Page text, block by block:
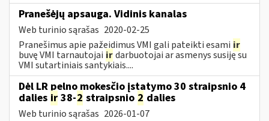
Pranešėjų apsauga. Vidinis kanalas
Web turinio sąrašas 2020-02-25
Pranešimus apie pažeidimus VMI gali pateikti esami ir
buvę VMI tarnautojai irdarbuotojai ar asmenys susiję su
VMI sutartiniais santykiais....
Dėl LR pelno mokesčio įstatymo 30 straipsnio 4
dalies ir 38-2 straipsnio 2 dalies
Web turinio sąrašas 2026-01-07